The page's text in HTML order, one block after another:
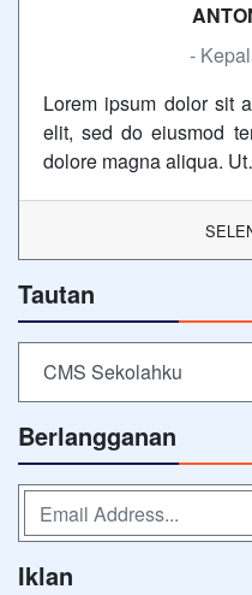
-
Lorem ipsum dolor sit
elit, sed do eiusmod
dolore magna aliqua.
Tautan
CMS Sekolahku
Berlangganan
Iklan